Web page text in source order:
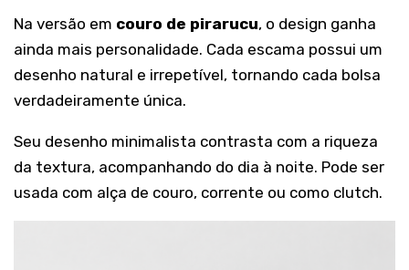
Na versão em couro de pirarucu, o design ganha
ainda mais personalidade. Cada escama possui um
desenho natural e irrepetível, tornando cada bolsa
verdadeiramente única.
Seu desenho minimalista contrasta com a riqueza
da textura, acompanhando do dia à noite. Pode ser
usada com alça de couro, corrente ou como clutch.